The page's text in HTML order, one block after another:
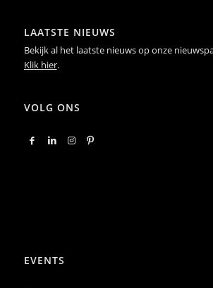
LAATSTE NIEUWS
Bekijk al het laatste nieuws op onze
Klik hier.
VOLG ONS
EVENTS